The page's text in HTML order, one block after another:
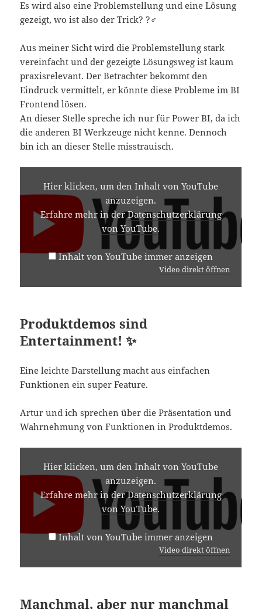
Es wird also eine Problemstellung und eine Lösung
gezeigt, wo ist also der Trick? ?‍♂️
Aus meiner Sicht wird die Problemstellung stark
vereinfacht und der gezeigte Lösungsweg ist kaum
praxisrelevant. Der Betrachter bekommt den
Eindruck vermittelt, er könnte diese Probleme im BI
Frontend lösen.
An dieser Stelle spreche ich nur für Power BI, da ich
die anderen BI Werkzeuge nicht kenne. Dennoch
bin ich an dieser Stelle misstrauisch.
YOUTUBEHier klicken, um den Inhalt von YouTube
anzuzeigen.
Erfahre mehr in derDatenschutzerklärung
von YouTube.
Inhalt von YouTube immer anzeigen
Video direkt öffnen
Produktdemos sind
Entertainment! ✨
Eine leichte Darstellung macht aus einfachen
Funktionen ein super Feature.
Artur und ich sprechen über die Präsentation und
Wahrnehmung von Funktionen in Produktdemos.
YOUTUBEHier klicken, um den Inhalt von YouTube
anzuzeigen.
Erfahre mehr in derDatenschutzerklärung
von YouTube.
Inhalt von YouTube immer anzeigen
Video direkt öffnen
Manchmal, aber nur manchmal